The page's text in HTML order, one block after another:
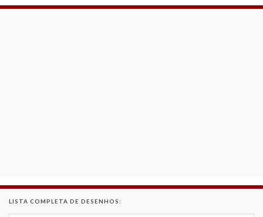
LISTA COMPLETA DE DESENHOS: